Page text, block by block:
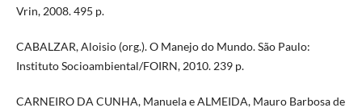
Vrin, 2008. 495 p.
CABALZAR, Aloisio (org.). O Manejo do Mundo. São Paulo:
Instituto Socioambiental/FOIRN, 2010. 239 p.
CARNEIRO DA CUNHA, Manuela e ALMEIDA, Mauro Barbosa de